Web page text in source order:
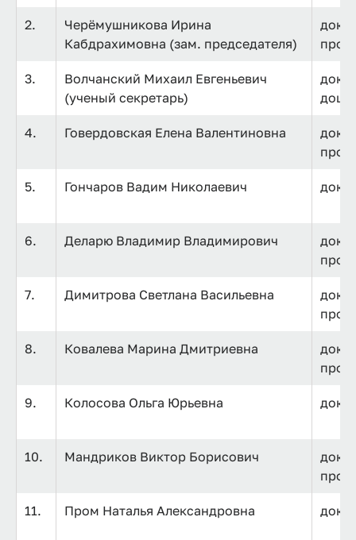
2.
Черёмушникова Ирина
Кабдрахимовна (зам. председателя)
3.
Волчанский Михаил Евгеньевич
(ученый секретарь)
4. Говердовская Елена Валентиновна
5. Гончаров Вадим Николаевич
6. Деларю Владимир Владимирович
7. Димитрова Светлана Васильевна
8. Ковалева Марина Дмитриевна
9. Колосова Ольга Юрьевна
10. Мандриков Виктор Борисович
11. Пром Наталья Александровна